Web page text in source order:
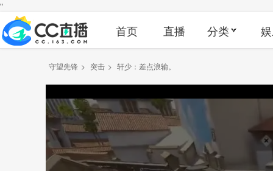
"
首页 直播 分类
守望先锋 > 突击 > 轩少：差点浪输。